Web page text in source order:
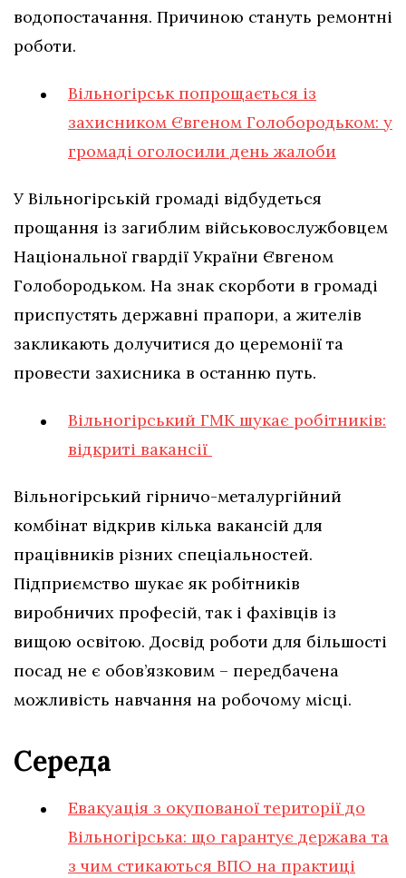
водопостачання. Причиною стануть ремонтні
роботи.
Вільногірськ попрощається із
захисником Євгеном Голобородьком: у
громаді оголосили день жалоби
У Вільногірській громаді відбудеться
прощання із загиблим військовослужбовцем
Національної гвардії України Євгеном
Голобородьком. На знак скорботи в громаді
приспустять державні прапори, а жителів
закликають долучитися до церемонії та
провести захисника в останню путь.
Вільногірський ГМК шукає робітників:
відкриті вакансії
Вільногірський гірничо-металургійний
комбінат відкрив кілька вакансій для
працівників різних спеціальностей.
Підприємство шукає як робітників
виробничих професій, так і фахівців із
вищою освітою. Досвід роботи для більшості
посад не є обов’язковим – передбачена
можливість навчання на робочому місці.
Середа
Евакуація з окупованої території до
Вільногірська: що гарантує держава та
з чим стикаються ВПО на практиці